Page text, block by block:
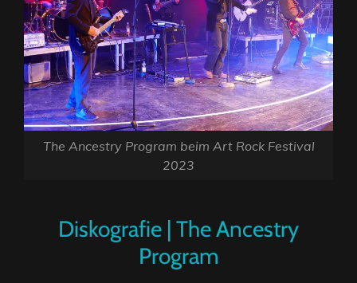
The Ancestry Program beim Art Rock Festival
2023
Diskografie | The Ancestry
Program